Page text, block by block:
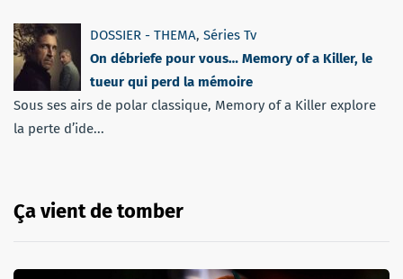
DOSSIER - THEMA, Séries Tv
On débriefe pour vous… Memory of a Killer, le
tueur qui perd la mémoire
Sous ses airs de polar classique, Memory of a Killer explore
la perte d’ide...
Ça vient de tomber